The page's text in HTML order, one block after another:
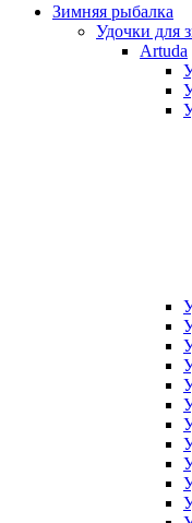
Зимняя рыбалка
Удочки для
Artuda